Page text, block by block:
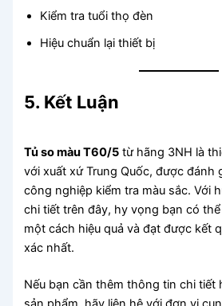
Kiểm tra tuổi thọ đèn
Hiệu chuẩn lại thiết bị
5. Kết Luận
Tủ so màu T60/5 từ hãng 3NH là
với xuất xứ Trung Quốc, được đánh
công nghiệp kiểm tra màu sắc. Với
chi tiết trên đây, hy vọng bạn có
một cách hiệu quả và đạt được kết
xác nhất.
Nếu bạn cần thêm thông tin chi tiết